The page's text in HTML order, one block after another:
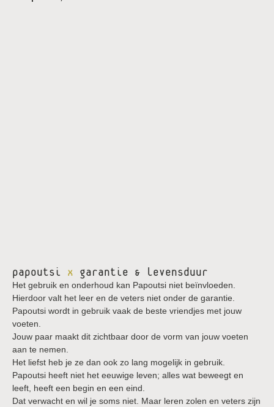
papoutsi x garantie & levensduur
Het gebruik en onderhoud kan Papoutsi niet beïnvloeden.
Hierdoor valt het leer en de veters niet onder de garantie.
Papoutsi wordt in gebruik vaak de beste vriendjes met jouw
voeten.
Jouw paar maakt dit zichtbaar door de vorm van jouw voeten
aan te nemen.
Het liefst heb je ze dan ook zo lang mogelijk in gebruik.
Papoutsi heeft niet het eeuwige leven; alles wat beweegt en
leeft, heeft een begin en een eind.
Dat verwacht en wil je soms niet. Maar leren zolen en veters zijn